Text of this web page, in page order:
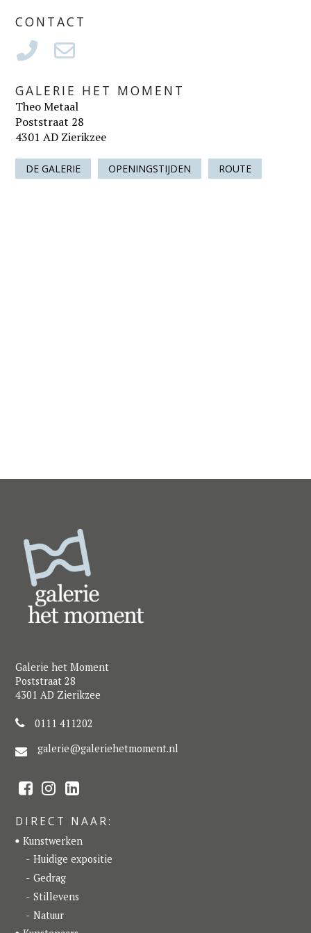
CONTACT
GALERIE HET MOMENT
Theo Metaal
Poststraat 28
4301 AD Zierikzee
DE GALERIE OPENINGSTIJDEN ROUTE
Galerie het Moment
Poststraat 28
4301 AD Zierikzee
0111 411202
galerie@galeriehetmoment.nl
F
a
e
b
o
o
k
t
a
g
r
a
m
L
i
k
e
d
I
n
DIRECT NAAR:
Kunstwerken
Huidige expositie
Gedrag
Stillevens
Natuur